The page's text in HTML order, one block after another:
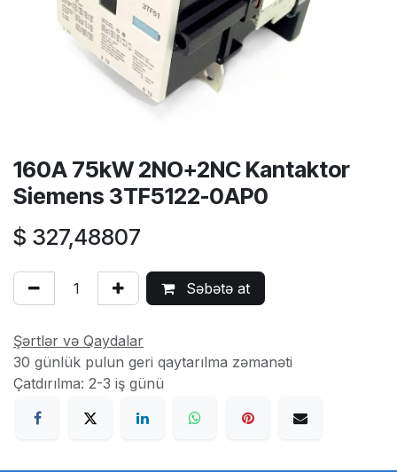
160A 75kW 2NO+2NC Kantaktor
Siemens 3TF5122-0AP0
$ 327,48807
Səbətə at
Şərtlər və Qaydalar
30 günlük pulun geri qaytarılma zəmanəti
Çatdırılma: 2-3 iş günü